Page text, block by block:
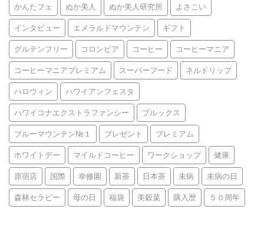
かんたフェ ぬか美人 ぬか美人研究所 よさこい
インタビュー エメラルドマウンテン ギフト
グルテンフリー コロンビア コーヒー コーヒーマニア
コーヒーマニアプレミアム スーパーフード ネルドリップ
ハロウィン ハワイアンフェスタ
ハワイコナエクストラファンシー ブルックス
ブルーマウンテン№１ プレゼント プレミアム
ホワイトデー マイルドコーヒー ワークショップ 健康
原宿店 国際 幸修園 新茶 日本茶 未病 未病の日
森林セラピー 母の日 福袋 美穀菜 購入歴 ５０周年